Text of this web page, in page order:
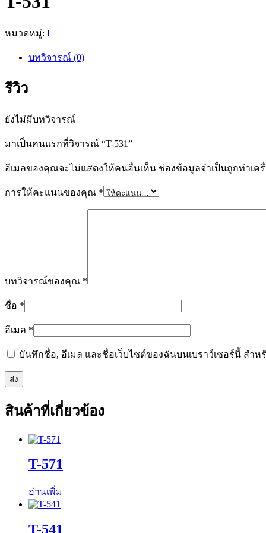
หมวดหมู่: L
บทวิจารณ์ (0)
รีวิว
ยังไม่มีบทวิจารณ์
มาเป็นคนแรกที่วิจารณ์ “T-531”
อีเมลของคุณจะไม่แสดงให้คนอื่นเห็น ช่องข้อมูลจำเป็นถูกทำเค
การให้คะแนนของคุณ *
บทวิจารณ์ของคุณ *
ชื่อ *
อีเมล *
บันทึกชื่อ, อีเมล และชื่อเว็บไซต์ของฉันบนเบราว์เซอร์นี้ สำห
สินค้าที่เกี่ยวข้อง
T-571
อ่านเพิ่ม
T-541